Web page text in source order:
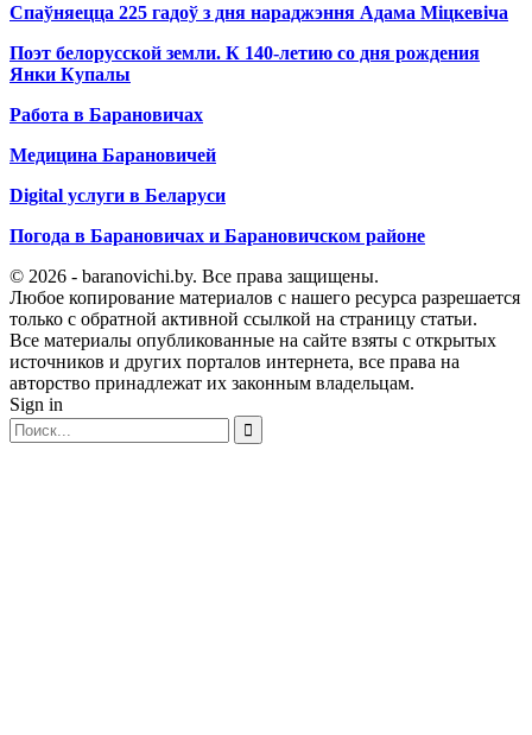
Спаўняецца 225 гадоў з дня нараджэння Адама Міцкевіча
Поэт белорусской земли. К 140-летию со дня рождения
Янки Купалы
Работа в Барановичах
Медицина Барановичей
Digital услуги в Беларуси
Погода в Барановичах и Барановичском районе
© 2026 - baranovichi.by. Все права защищены.
Любое копирование материалов с нашего ресурса разрешается
только с обратной активной ссылкой на страницу статьи.
Все материалы опубликованные на сайте взяты с открытых
источников и других порталов интернета, все права на
авторство принадлежат их законным владельцам.
Sign in